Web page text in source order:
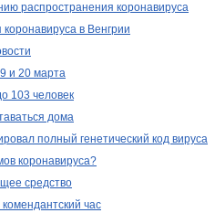
распространения коронавируса
в Венгрии
и 20 марта
103 человек
дома
полный генетический код вируса
коронавируса?
средство
час